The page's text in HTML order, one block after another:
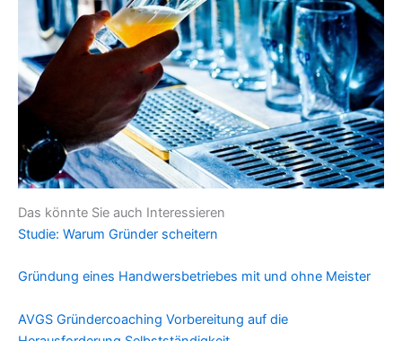
Das könnte Sie auch Interessieren
Studie: Warum Gründer scheitern
Gründung eines Handwersbetriebes mit und ohne Meister
AVGS Gründercoaching Vorbereitung auf die